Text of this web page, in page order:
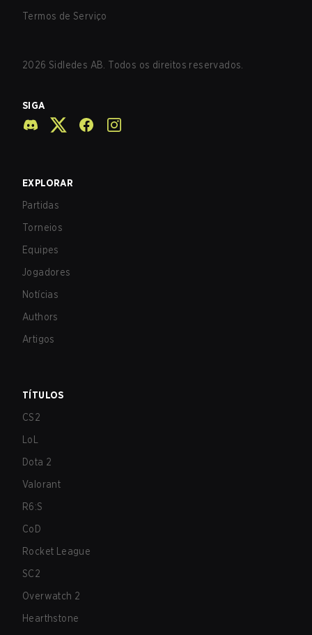
Termos de Serviço
2026 Sidledes AB. Todos os direitos reservados.
SIGA
EXPLORAR
Partidas
Torneios
Equipes
Jogadores
Notícias
Authors
Artigos
TÍTULOS
CS2
LoL
Dota 2
Valorant
R6:S
CoD
Rocket League
SC2
Overwatch 2
Hearthstone